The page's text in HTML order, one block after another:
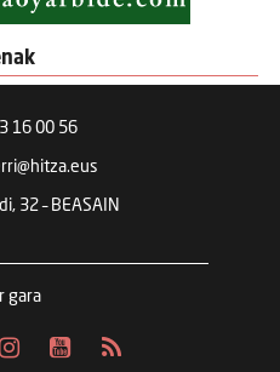
16 00 56
32 – BEASAIN
gara